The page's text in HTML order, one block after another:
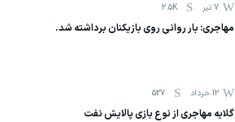
7 تیر 2.5K
مهاجری: بار روانی روی بازیکنان برداشته شد.
12 خرداد 527
گلایه مهاجری از نوع بازی پالایش نفت